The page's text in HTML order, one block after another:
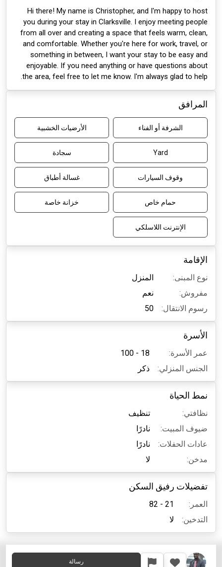
Hi there! My name is Christopher, and I'm happy to host
you during your stay in Clarksville. I enjoy meeting people
from all over and creating a space that feels warm, clean,
and comfortable. Whether you're here for work, travel, or
something in between, I want your stay to be easy and
enjoyable. If you need anything or have questions about
the area, feel free to let me know. I'm always glad to help.
المرافق
الشرفة أو الفناء الأرضيات الخشبية
Yard سجادة
وقوف السيارات غسالة أطباق
حمام خاص خزانة خاصة
الإنترنت اللاسلكي
الإقامة
نوع المبنى:
المنزل
مفروش:
نعم
رسوم الانتقال:
50
الأسرة
عمر الأسرة:
18 - 100
الجنس المنزلي:
ذكر
نمط الحياة
نظافتي:
تنظيف
ضيوف المبيت:
نادرًا
عادات الحفلات:
نادرًا
مدخن:
لا
تفضيلات رفيق السكن
العمر:
21 - 82
التدخين:
لا
رسالة